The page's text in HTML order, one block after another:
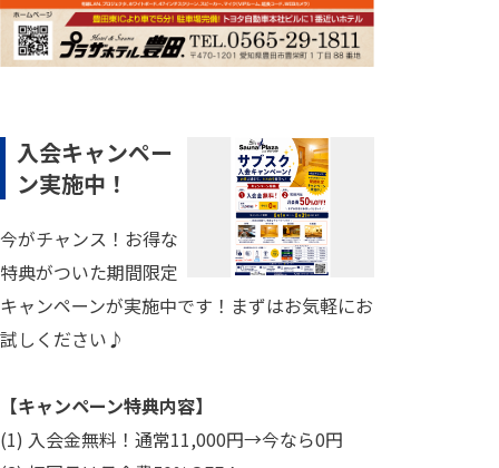
入会キャンペー
ン実施中！
今がチャンス！お得な
特典がついた期間限定
キャンペーンが実施中です！まずはお気軽にお
試しください♪
【キャンペーン特典内容】
(1) 入会金無料！通常11,000円→今なら0円